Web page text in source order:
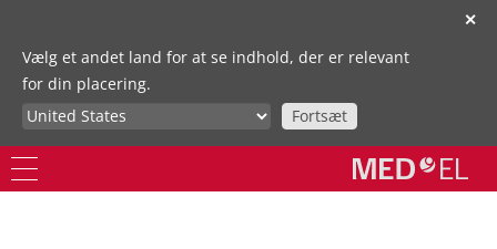
✕
Vælg et andet land for at se indhold, der er relevant
for din placering.
Fortsæt